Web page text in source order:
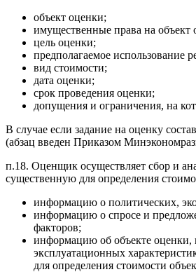
объект оценки;
имущественные права на объект
цель оценки;
предполагаемое использование
вид стоимости;
дата оценки;
срок проведения оценки;
допущения и ограничения, на
В случае если задание на оценку
(абзац введен Приказом
п.18. Оценщик осуществляет сбор и
существенную для определения
информацию о политических,
информацию о спросе и
факторов;
информацию об объекте оценки,
эксплуатационных
для определения стоимости